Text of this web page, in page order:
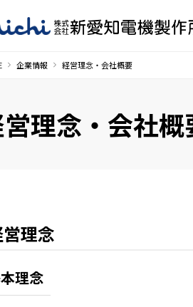
企業情報 経営理念・会社概要
理念・会社概
理念
理念